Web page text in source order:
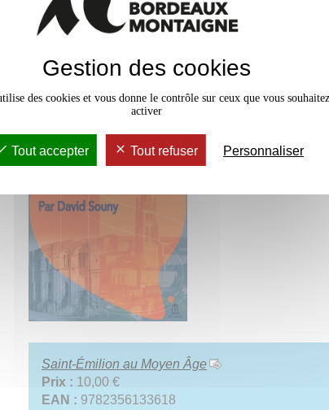
L’auteur, David Souny, est historien,
Spécialiste des villes médiévales de la région, il
régulièrement avec ses groupes de visiteurs sa
Saint-Émilion au Moyen Âge
Prix : 10,00 €
EAN : 9782356133618
Gestion des cookies
des cookies et vous donne le contrôle sur ceux que vous
activer
Tout accepter Tout refuser Personnaliser